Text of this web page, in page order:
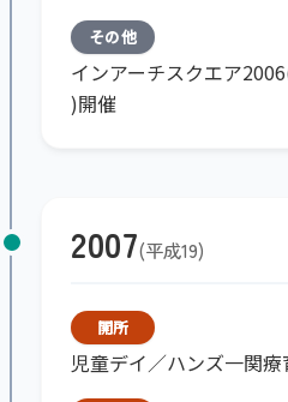
その他
インアーチスクエア
)開催
2007 平成19
開所
児童デイ／ハンズ一関